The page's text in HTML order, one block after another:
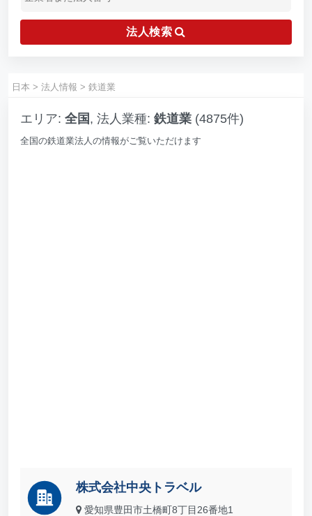
法人検索
日本 > 法人情報 > 鉄道業
エリア: 全国 , 法人業種: 鉄道業 (4875件)
全国の鉄道業法人の情報がご覧いただけます
株式会社中央トラベル
愛知県豊田市土橋町8丁目26番地1